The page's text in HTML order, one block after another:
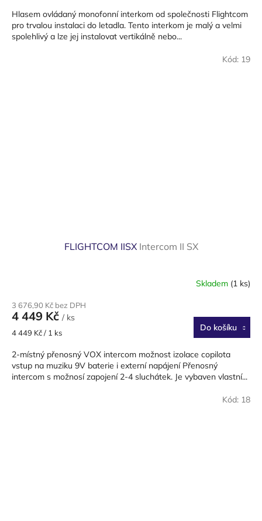
Hlasem ovládaný monofonní interkom od společnosti Flightcom
pro trvalou instalaci do letadla. Tento interkom je malý a velmi
spolehlivý a lze jej instalovat vertikálně nebo...
FLIGHTCOM IISX Intercom II SX
Skladem (1 ks)
3 676,90 Kč bez DPH
4 449 Kč / ks
Měrná
4 449 Kč / 1 ks Do košíku
2-místný přenosný VOX intercom možnost izolace copilota
vstup na muziku 9V baterie i externí napájení Přenosný
intercom s možnosí zapojení 2-4 sluchátek. Je vybaven vlastní...
Kód: 19
Kód: 18